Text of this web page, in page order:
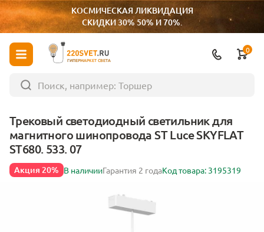
КОСМИЧЕСКАЯ ЛИКВИДАЦИЯ
СКИДКИ 30% 50% И 70%.
ГИПЕРМАРКЕТ СВЕТА
0
Трековый светодиодный светильник для
магнитного шинопровода ST Luce SKYFLAT
ST680. 533. 07
Акция 20% В наличииГарантия 2 годаКод товара: 3195319